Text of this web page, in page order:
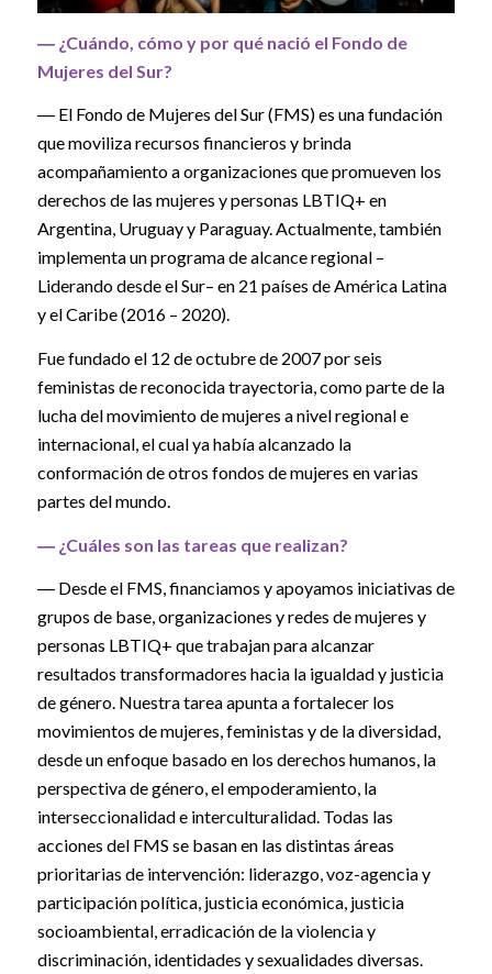
― ¿Cuándo, cómo y por qué nació el Fondo de
Mujeres del Sur?
― El Fondo de Mujeres del Sur (FMS) es una fundación
que moviliza recursos financieros y brinda
acompañamiento a organizaciones que promueven los
derechos de las mujeres y personas LBTIQ+ en
Argentina, Uruguay y Paraguay. Actualmente, también
implementa un programa de alcance regional –
Liderando desde el Sur– en 21 países de América Latina
y el Caribe (2016 – 2020).
Fue fundado el 12 de octubre de 2007 por seis
feministas de reconocida trayectoria, como parte de la
lucha del movimiento de mujeres a nivel regional e
internacional, el cual ya había alcanzado la
conformación de otros fondos de mujeres en varias
partes del mundo.
― ¿Cuáles son las tareas que realizan?
― Desde el FMS, financiamos y apoyamos iniciativas de
grupos de base, organizaciones y redes de mujeres y
personas LBTIQ+ que trabajan para alcanzar
resultados transformadores hacia la igualdad y justicia
de género. Nuestra tarea apunta a fortalecer los
movimientos de mujeres, feministas y de la diversidad,
desde un enfoque basado en los derechos humanos, la
perspectiva de género, el empoderamiento, la
interseccionalidad e interculturalidad. Todas las
acciones del FMS se basan en las distintas áreas
prioritarias de intervención: liderazgo, voz-agencia y
participación política, justicia económica, justicia
socioambiental, erradicación de la violencia y
discriminación, identidades y sexualidades diversas.